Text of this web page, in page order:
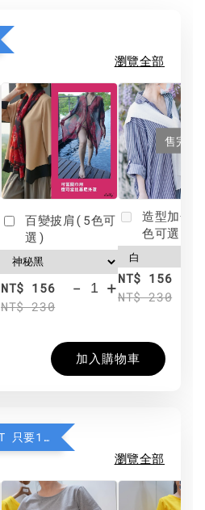
瀏覽全部
百變披肩(5色可
選)
NT$ 156
NT$ 230
- +
售完
造型加分
色可選)
NT$ 156
NT$ 230
加入購物車
加購 MIT防曬透氣棉T 只要190元
瀏覽全部